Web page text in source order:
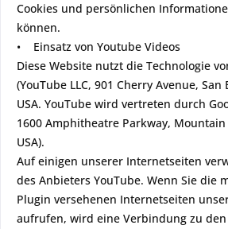
Cookies und persönlichen
können.
• Einsatz von Youtube Videos
Diese Website nutzt die Technologie
(YouTube LLC, 901 Cherry Avenue, San
USA. YouTube wird vertreten durch
1600 Amphitheatre Parkway, Mountain
USA).
Auf einigen unserer Internetseiten
des Anbieters YouTube. Wenn Sie die
Plugin versehenen Internetseiten
aufrufen, wird eine Verbindung zu den